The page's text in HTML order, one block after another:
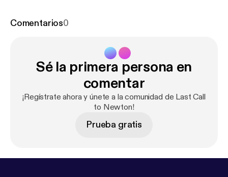
Comentarios0
Sé la primera persona en
comentar
¡Regístrate ahora y únete a la comunidad de Last Call
to Newton!
Prueba gratis